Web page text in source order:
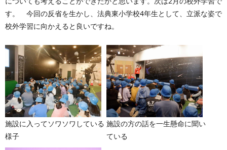
す。 今回の反省を生かし、法典東小学校4年生として、立派な姿で
校外学習に向かえると良いですね。
施設に入ってソワソワしている
様子
施設の方の話を一生懸命に聞い
ている